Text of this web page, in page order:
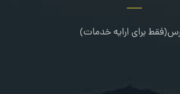
برای ارایه خدمات)